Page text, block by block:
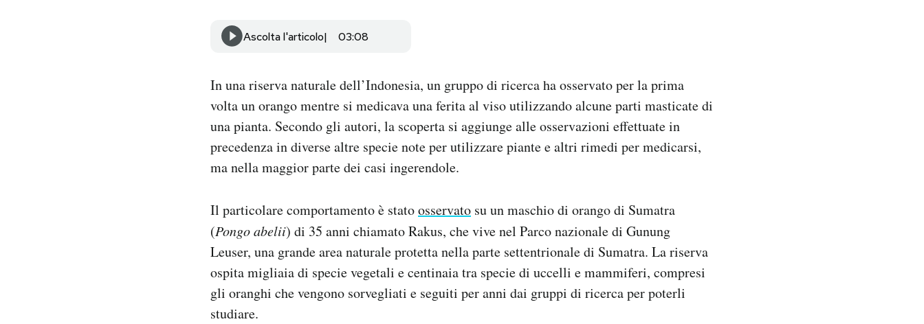
Ascolta l'articolo 03:08
In una riserva naturale dell’Indonesia, un gruppo di ricerca ha osservato per la prima
volta un orango mentre si medicava una ferita al viso utilizzando alcune parti masticate di
una pianta. Secondo gli autori, la scoperta si aggiunge alle osservazioni effettuate in
precedenza in diverse altre specie note per utilizzare piante e altri rimedi per medicarsi,
ma nella maggior parte dei casi ingerendole.
Il particolare comportamento è statoosservato su un maschio di orango di Sumatra
(Pongo abelii) di 35 anni chiamato Rakus, che vive nel Parco nazionale di Gunung
Leuser, una grande area naturale protetta nella parte settentrionale di Sumatra. La riserva
ospita migliaia di specie vegetali e centinaia tra specie di uccelli e mammiferi, compresi
gli oranghi che vengono sorvegliati e seguiti per anni dai gruppi di ricerca per poterli
studiare.